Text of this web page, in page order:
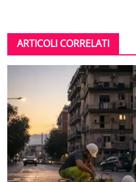
ARTICOLI CORRELATI